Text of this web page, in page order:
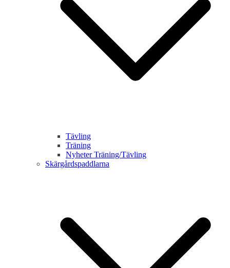
Tävling
Träning
Nyheter Träning/Tävling
Skärgårdspaddlarna